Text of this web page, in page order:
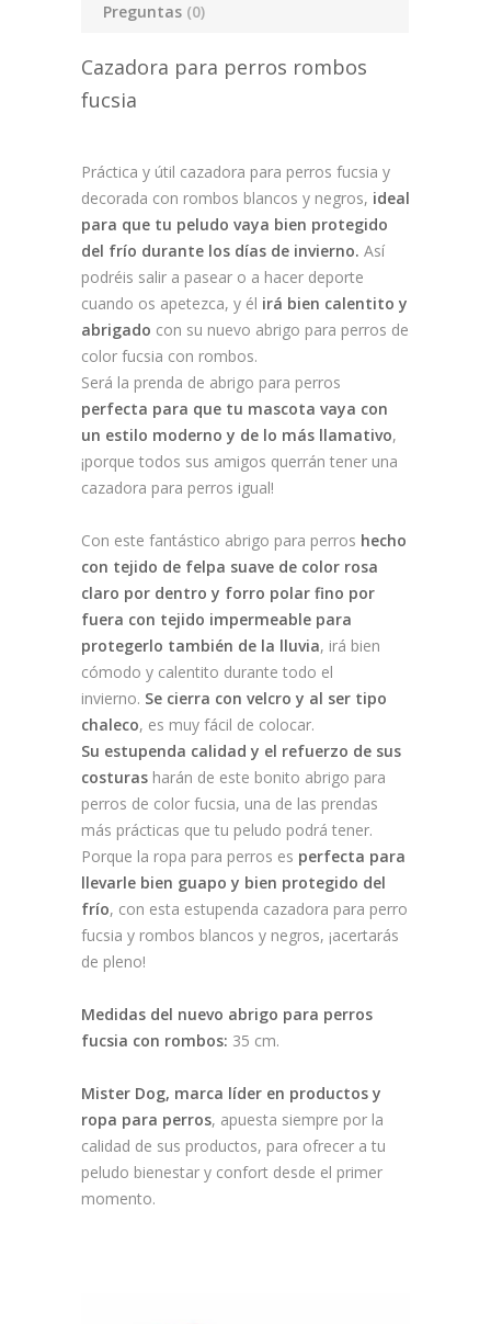
Preguntas (0)
Cazadora para perros rombos
fucsia
Práctica y útil cazadora para perros fucsia y
decorada con rombos blancos y negros, ideal
para que tu peludo vaya bien protegido
del frío durante los días de invierno. Así
podréis salir a pasear o a hacer deporte
cuando os apetezca, y él irá bien calentito y
abrigado con su nuevo abrigo para perros de
color fucsia con rombos.
Será la prenda de abrigo para perros
perfecta para que tu mascota vaya con
un estilo moderno y de lo más llamativo,
¡porque todos sus amigos querrán tener una
cazadora para perros igual!
Con este fantástico abrigo para perros hecho
con tejido de felpa suave de color rosa
claro por dentro y forro polar fino por
fuera con tejido impermeable para
protegerlo también de la lluvia, irá bien
cómodo y calentito durante todo el
invierno. Se cierra con velcro y al ser tipo
chaleco, es muy fácil de colocar.
Su estupenda calidad y el refuerzo de sus
costuras harán de este bonito abrigo para
perros de color fucsia, una de las prendas
más prácticas que tu peludo podrá tener.
Porque la ropa para perros es perfecta para
llevarle bien guapo y bien protegido del
frío, con esta estupenda cazadora para perro
fucsia y rombos blancos y negros, ¡acertarás
de pleno!
Medidas del nuevo abrigo para perros
fucsia con rombos: 35 cm.
Mister Dog, marca líder en productos y
ropa para perros, apuesta siempre por la
calidad de sus productos, para ofrecer a tu
peludo bienestar y confort desde el primer
momento.